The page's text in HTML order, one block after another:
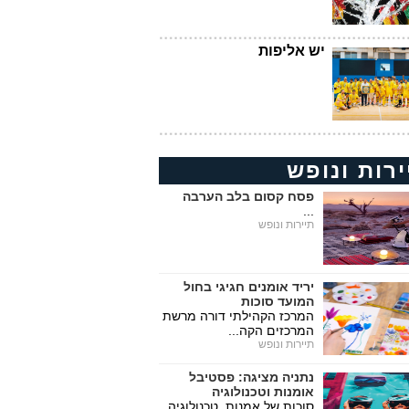
יש אליפות
ונופש
פסח קסום בלב הערבה
תיירות ונופש
יריד אומנים חגיגי בחול
המועד סוכות
המרכז הקהילתי דורה מרשת
המרכזים הקה...
תיירות ונופש
נתניה מציגה: פסטיבל
אומנות וטכנולוגיה